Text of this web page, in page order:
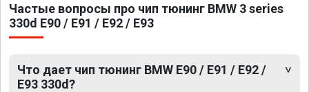
Частые вопросы про чип тюнинг BMW 3 series
330d E90 / E91 / E92 / E93
Что дает чип тюнинг BMW E90 / E91 / E92 /
E93 330d?